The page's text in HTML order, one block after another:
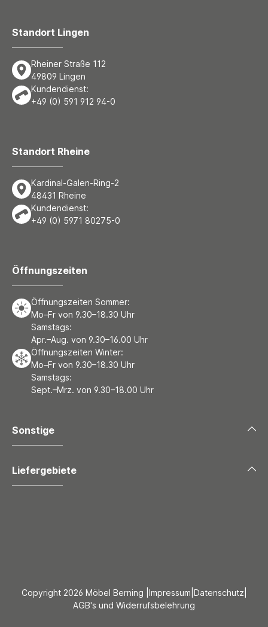
Standort Lingen
Rheiner Straße 112
49809 Lingen
Kundendienst:
+49 (0) 591 912 94-0
Standort Rheine
Kardinal-Galen-Ring-2
48431 Rheine
Kundendienst:
+49 (0) 5971 80275-0
Öffnungszeiten
Öffnungszeiten Sommer:
Mo–Fr von 9.30–18.30 Uhr
Samstags:
Apr.–Aug. von 9.30–16.00 Uhr
Öffnungszeiten Winter:
Mo–Fr von 9.30–18.30 Uhr
Samstags:
Sept.–Mrz. von 9.30–18.00 Uhr
Sonstige
Liefergebiete
Copyright 2026 Möbel Berning | Impressum Datenschutz
AGB's und Widerrufsbelehrung